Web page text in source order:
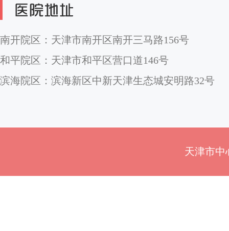
南开院区：天津市南开区南开三马路156号
和平院区：天津市和平区营口道146号
滨海院区：滨海新区中新天津生态城安明路32号
天津市中